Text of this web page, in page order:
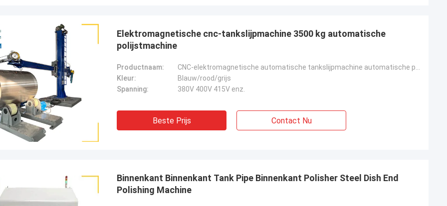
Elektromagnetische cnc-tankslijpmachine 3500 kg automatische
polijstmachine
Productnaam:
Kleur:
Blauw/rood/grijs
Spanning:
380V 400V 415V enz.
Beste Prijs Contact Nu
Binnenkant Binnenkant Tank Pipe Binnenkant Polisher Steel Dish End
Polishing Machine